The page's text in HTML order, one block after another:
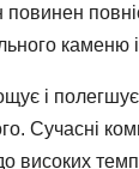
повинен
каменю і
і
Сучасні
високих